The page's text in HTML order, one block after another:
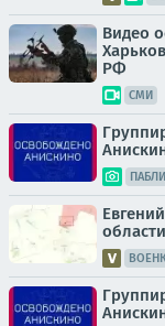
Видео
РФ
СМИ